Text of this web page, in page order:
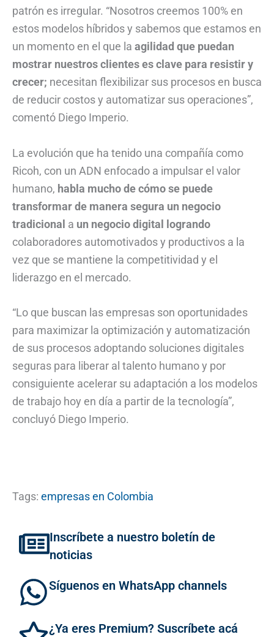
patrón es irregular. “Nosotros creemos 100% en
estos modelos híbridos y sabemos que estamos en
un momento en el que la agilidad que puedan
mostrar nuestros clientes es clave para resistir y
crecer; necesitan flexibilizar sus procesos en busca
de reducir costos y automatizar sus operaciones”,
comentó Diego Imperio.
La evolución que ha tenido una compañía como
Ricoh, con un ADN enfocado a impulsar el valor
humano, habla mucho de cómo se puede
transformar de manera segura un negocio
tradicional a un negocio digital logrando
colaboradores automotivados y productivos a la
vez que se mantiene la competitividad y el
liderazgo en el mercado.
“Lo que buscan las empresas son oportunidades
para maximizar la optimización y automatización
de sus procesos adoptando soluciones digitales
seguras para liberar al talento humano y por
consiguiente acelerar su adaptación a los modelos
de trabajo hoy en día a partir de la tecnología”,
concluyó Diego Imperio.
Tags: empresas en Colombia
Inscríbete a nuestro boletín de
noticias
Síguenos en WhatsApp channels
¿Ya eres Premium? Suscríbete acá